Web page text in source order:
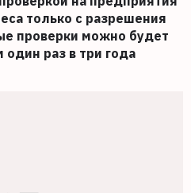
только с разрешения
проверки можно будет
раз в три года